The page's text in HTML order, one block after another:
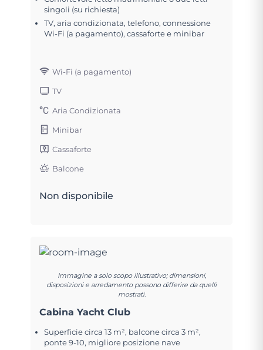
singoli (su richiesta)
TV, aria condizionata, telefono, connessione
Wi-Fi (a pagamento), cassaforte e minibar
Wi-Fi (a pagamento)
TV
Aria Condizionata
Minibar
Cassaforte
Balcone
Non disponibile
Immagine a solo scopo illustrativo; dimensioni,
disposizioni e arredamento possono differire da quelli
mostrati.
Cabina Yacht Club
Superficie circa 13 m², balcone circa 3 m²,
ponte 9-10, migliore posizione nave